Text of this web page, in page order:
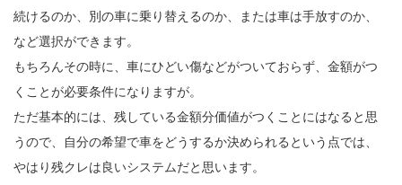
続けるのか、別の車に乗り替えるのか、または車は手放すのか、
など選択ができます。
もちろんその時に、車にひどい傷などがついておらず、金額がつ
くことが必要条件になりますが。
ただ基本的には、残している金額分価値がつくことにはなると思
うので、自分の希望で車をどうするか決められるという点では、
やはり残クレは良いシステムだと思います。